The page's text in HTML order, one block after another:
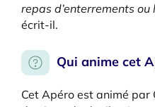
repas d’enterrements
écrit-il.
Qui anime cet
Cet Apéro est animé par